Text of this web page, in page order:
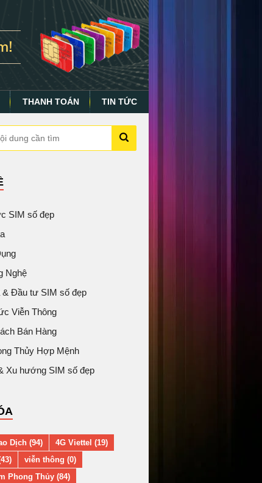
THANH TOÁN TIN TỨC
SIM số đẹp
Nghệ
& Đầu tư SIM số đẹp
Viễn Thông
Bán Hàng
Thủy Hợp Mệnh
Xu hướng SIM số đẹp
Dịch (94)
4G Viettel (19)
viễn thông (0)
Phong Thủy (84)